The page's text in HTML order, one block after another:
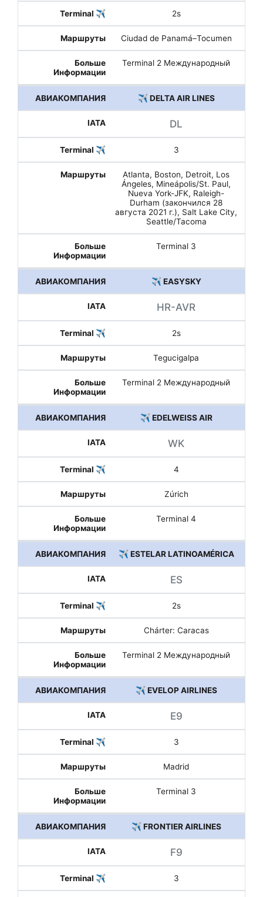
2s
Ciudad de Panamá–Tocumen
Terminal 2 Международный
✈️ DELTA AIR LINES
DL
3
Atlanta, Boston, Detroit, Los
Ángeles, Mineápolis/St. Paul,
Nueva York-JFK, Raleigh-
Durham (закончился 28
августа 2021 г.), Salt Lake City,
Seattle/Tacoma
Terminal 3
✈️ EASYSKY
HR-AVR
2s
Tegucigalpa
Terminal 2 Международный
✈️ EDELWEISS AIR
WK
4
Zúrich
Terminal 4
✈️ ESTELAR LATINOAMÉRICA
ES
2s
Chárter: Caracas
Terminal 2 Международный
✈️ EVELOP AIRLINES
E9
3
Madrid
Terminal 3
✈️ FRONTIER AIRLINES
F9
3